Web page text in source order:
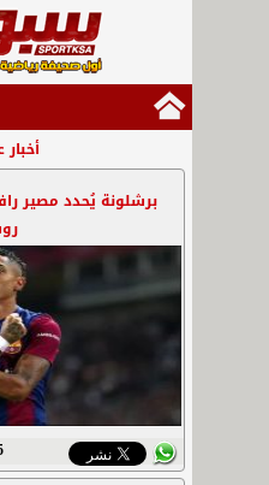
أخبار
برشلونة يُحدد مصير